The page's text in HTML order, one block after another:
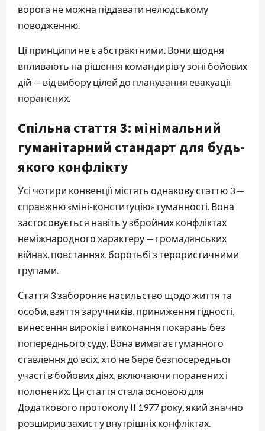
ворога не можна піддавати нелюдському
поводженню.
Ці принципи не є абстрактними. Вони щодня
впливають на рішення командирів у зоні бойових
дій — від вибору цілей до планування евакуації
поранених.
Спільна стаття 3: мінімальний
гуманітарний стандарт для будь-
якого конфлікту
Усі чотири конвенції містять однакову статтю 3 —
справжню «міні-конституцію» гуманності. Вона
застосовується навіть у збройних конфліктах
неміжнародного характеру — громадянських
війнах, повстаннях, боротьбі з терористичними
групами.
Стаття 3 забороняє насильство щодо життя та
особи, взяття заручників, приниження гідності,
винесення вироків і виконання покарань без
попереднього суду. Вона вимагає гуманного
ставлення до всіх, хто не бере безпосередньої
участі в бойових діях, включаючи поранених і
полонених. Ця стаття стала основою для
Додаткового протоколу II 1977 року, який значно
розширив захист у внутрішніх конфліктах.